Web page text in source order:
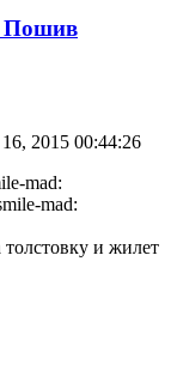
2015 00:44:26
и жилет